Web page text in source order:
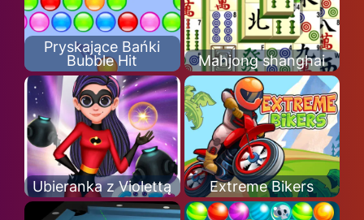
Pryskające Bańki
Bubble Hit
Mahjong shanghai
Ubieranka z Violettą Extreme Bikers